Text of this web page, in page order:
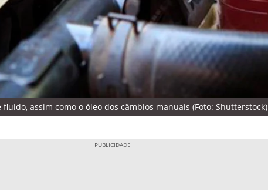
assim como o óleo dos câmbios manuais (Foto: Shutterstock)